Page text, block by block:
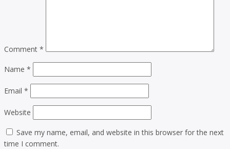
Comment *
Name *
Email *
Website
Save my name, email, and website in this browser for the next
time I comment.